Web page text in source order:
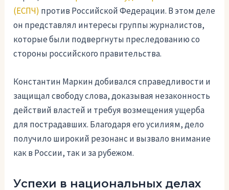
(ЕСПЧ) против Российской Федерации. В этом деле
он представлял интересы группы журналистов,
которые были подвергнуты преследованию со
стороны российского правительства.
Константин Маркин добивался справедливости и
защищал свободу слова, доказывая незаконность
действий властей и требуя возмещения ущерба
для пострадавших. Благодаря его усилиям, дело
получило широкий резонанс и вызвало внимание
как в России, так и за рубежом.
Успехи в национальных делах